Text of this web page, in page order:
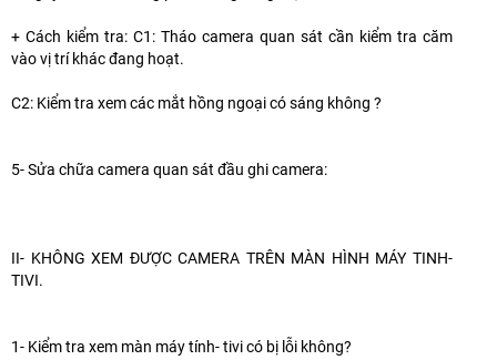
+ Cách kiểm tra: C1: Tháo camera quan sát cần kiểm tra căm
vào vị trí khác đang hoạt.
C2: Kiểm tra xem các mắt hồng ngoại có sáng không ?
5- Sửa chữa camera quan sát đầu ghi camera:
II- KHÔNG XEM ĐƯỢC CAMERA TRÊN MÀN HÌNH MÁY TINH-
TIVI.
1- Kiểm tra xem màn máy tính- tivi có bị lỗi không?